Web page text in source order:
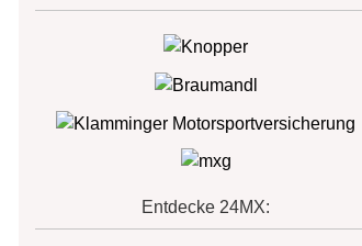
Entdecke 24MX: